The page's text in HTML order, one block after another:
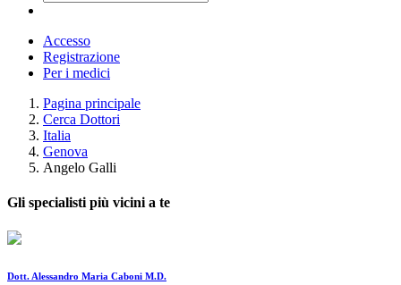
Accesso
Registrazione
Per i medici
Pagina principale
Cerca Dottori
Italia
Genova
Angelo Galli
Gli specialisti più vicini a te
Dott. Alessandro Maria Caboni M.D.